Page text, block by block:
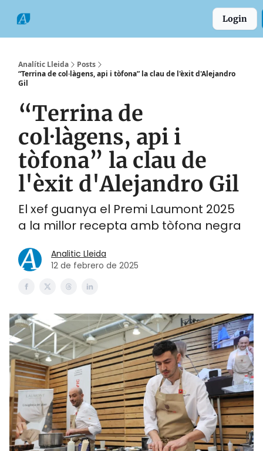
Login
Analític Lleida
Posts
“Terrina de col·làgens, api i tòfona” la clau de l'èxit d'Alejandro
Gil
“Terrina de
col·làgens, api i
tòfona” la clau de
l'èxit d'Alejandro Gil
El xef guanya el Premi Laumont 2025
a la millor recepta amb tòfona negra
Analitic Lleida
12 de febrero de 2025